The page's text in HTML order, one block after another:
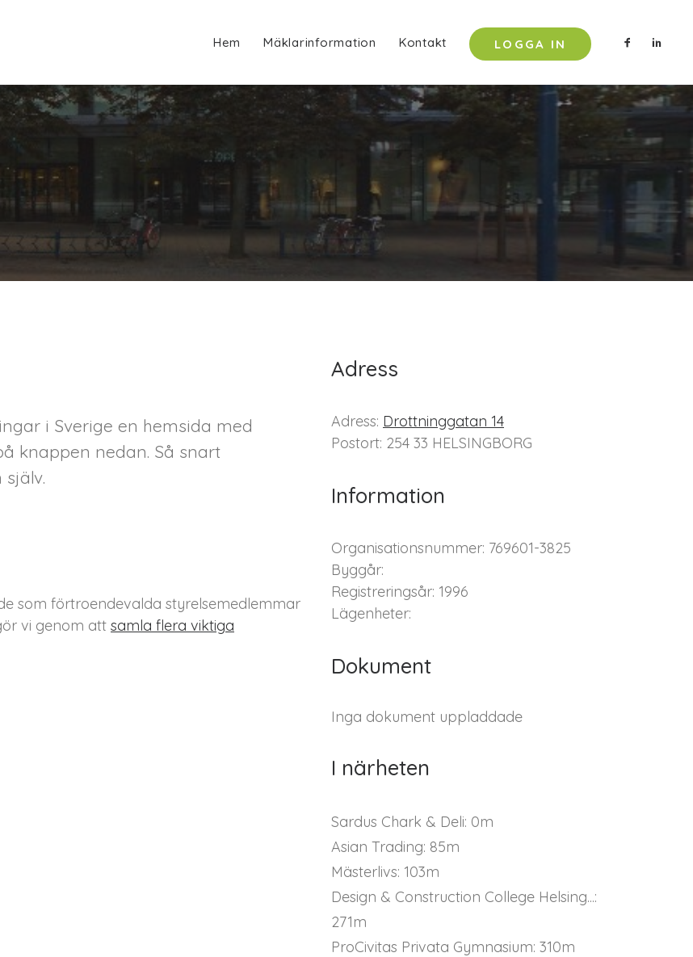
Hem Mäklarinformation Kontakt LOGGA IN
i Sverige en hemsida med
knappen nedan. Så snart
som förtroendevalda styrelsemedlemmar
vi genom att samla flera viktiga
Adress
Adress: Drottninggatan 14
Postort: 254 33 HELSINGBORG
Information
Organisationsnummer: 769601-3825
Byggår:
Registreringsår: 1996
Lägenheter:
Dokument
Inga dokument uppladdade
I närheten
Sardus Chark & Deli: 0m
Asian Trading: 85m
Mästerlivs: 103m
Design & Construction College Helsing...:
271m
ProCivitas Privata Gymnasium: 310m